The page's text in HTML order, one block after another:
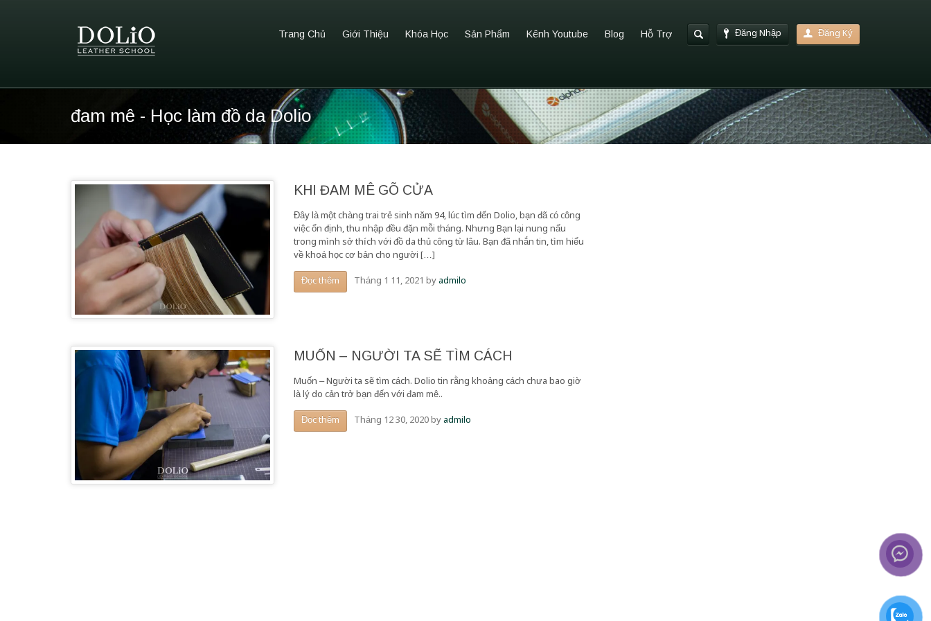
Đăng Nhập Đăng Ký
Trang Chủ Giới Thiệu Khóa Học Sản Phẩm Kênh Youtube Blog Hỗ Trợ
đam mê - Học làm đồ da Dolio
KHI ĐAM MÊ GÕ CỬA
Đây là một chàng trai trẻ sinh năm 94, lúc tìm đến Dolio, bạn đã có công
việc ổn định, thu nhập đều đặn mỗi tháng. Nhưng Bạn lại nung nấu
trong mình sở thích với đồ da thủ công từ lâu. Bạn đã nhắn tin, tìm hiểu
về khoá học cơ bản cho người […]
Đọc thêm Tháng 1 11, 2021 byadmilo
MUỐN – NGƯỜI TA SẼ TÌM CÁCH
Muốn – Người ta sẽ tìm cách. Dolio tin rằng khoảng cách chưa bao giờ
là lý do cản trở bạn đến với đam mê..
Đọc thêm Tháng 12 30, 2020byadmilo